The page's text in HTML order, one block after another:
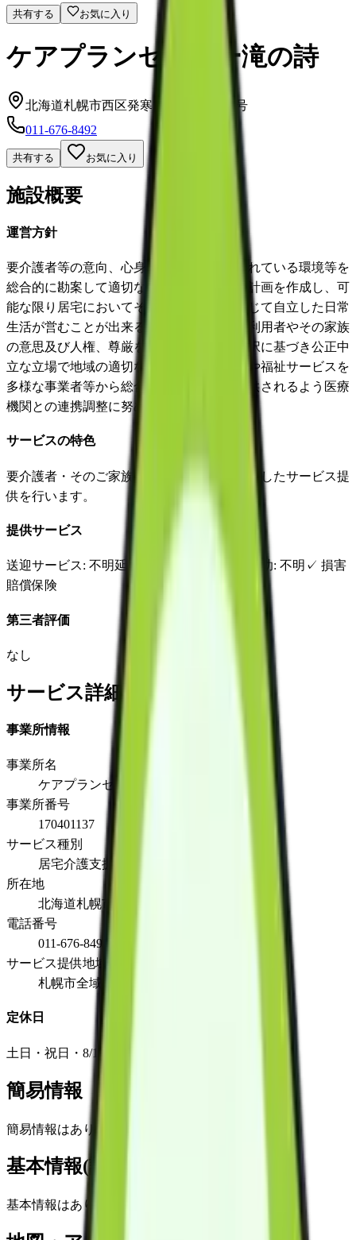
共有する お気に入り
ケアプランセンター滝の詩
北海道札幌市西区発寒11条1丁目8番5号
011-676-8492
共有する お気に入り
施設概要
運営方針
要介護者等の意向、心身の状況、その置かれている環境等を
総合的に勘案して適切な居宅介護サービス計画を作成し、可
能な限り居宅においてその有する能力に応じて自立した日常
生活が営むことが出来るよう支援します。利用者やその家族
の意思及び人権、尊厳を尊重し利用者の選択に基づき公正中
立な立場で地域の適切な保健医療サービスや福祉サービスを
多様な事業者等から総合的かつ効率的に提供されるよう医療
機関との連携調整に努めます。
サービスの特色
要介護者・そのご家族の意思及び尊厳を尊重したサービス提
供を行います。
提供サービス
送迎サービス: 不明延長サービス 自宅援助: 不明 ✓ 損害
賠償保険
第三者評価
なし
サービス詳細
事業所情報
事業所名
ケアプランセンター滝の詩
事業所番号
170401137
サービス種別
居宅介護支援
所在地
北海道札幌市西区発寒11条1丁目8番5号
電話番号
011-676-8492
サービス提供地域
札幌市全域
定休日
土日・祝日・8/13～8/16・12/29～1/4
簡易情報
簡易情報はありません
基本情報(詳細)
基本情報はありません